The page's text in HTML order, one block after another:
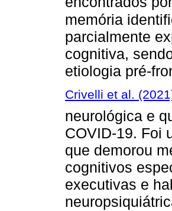
memória
parcialmente
cognitiva,
etiologia pré-
Crivelli et al.
neurológica e
COVID-19. Foi
que demorou
cognitivos
executivas e